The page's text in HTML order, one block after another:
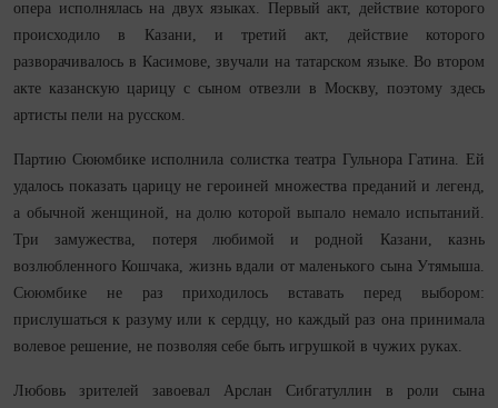
опера исполнялась на двух языках. Первый акт, действие которого
происходило в Казани, и третий акт, действие которого
разворачивалось в Касимове, звучали на татарском языке. Во втором
акте казанскую царицу с сыном отвезли в Москву, поэтому здесь
артисты пели на русском.
Партию Сююмбике исполнила солистка театра Гульнора Гатина. Ей
удалось показать царицу не героиней множества преданий и легенд,
а обычной женщиной, на долю которой выпало немало испытаний.
Три замужества, потеря любимой и родной Казани, казнь
возлюбленного Кошчака, жизнь вдали от маленького сына Утямыша.
Сююмбике не раз приходилось вставать перед выбором:
прислушаться к разуму или к сердцу, но каждый раз она принимала
волевое решение, не позволяя себе быть игрушкой в чужих руках.
Любовь зрителей завоевал Арслан Сибгатуллин в роли сына